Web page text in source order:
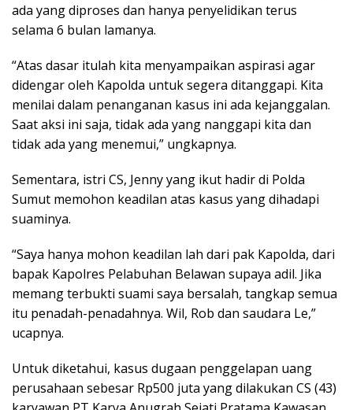
ada yang diproses dan hanya penyelidikan terus
selama 6 bulan lamanya.
“Atas dasar itulah kita menyampaikan aspirasi agar
didengar oleh Kapolda untuk segera ditanggapi. Kita
menilai dalam penanganan kasus ini ada kejanggalan.
Saat aksi ini saja, tidak ada yang nanggapi kita dan
tidak ada yang menemui,” ungkapnya.
Sementara, istri CS, Jenny yang ikut hadir di Polda
Sumut memohon keadilan atas kasus yang dihadapi
suaminya.
“Saya hanya mohon keadilan lah dari pak Kapolda, dari
bapak Kapolres Pelabuhan Belawan supaya adil. Jika
memang terbukti suami saya bersalah, tangkap semua
itu penadah-penadahnya. Wil, Rob dan saudara Le,”
ucapnya.
Untuk diketahui, kasus dugaan penggelapan uang
perusahaan sebesar Rp500 juta yang dilakukan CS (43)